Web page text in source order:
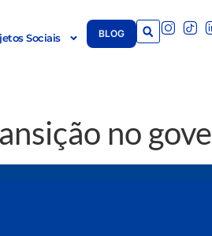
Sociais BLOG
no